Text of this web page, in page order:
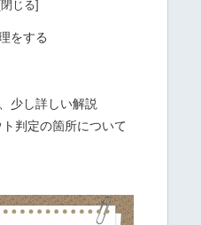
をする
少し詳しい解説
判定の箇所について